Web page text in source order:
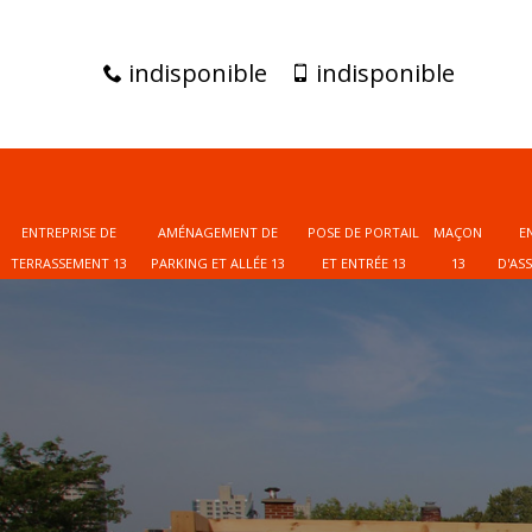
indisponible indisponible
ENTREPRISE DE
TERRASSEMENT 13
AMÉNAGEMENT DE
PARKING ET ALLÉE 13
POSE DE PORTAIL
ET ENTRÉE 13
MAÇON
13